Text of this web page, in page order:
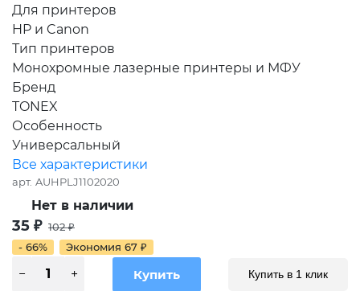
Для принтеров
HP и Canon
Тип принтеров
Монохромные лазерные принтеры и МФУ
Бренд
TONEX
Особенность
Универсальный
Все характеристики
арт. AUHPLJ1102020
Нет в наличии
35 ₽ 102₽
- 66%
Экономия 67 ₽
Купить в 1 клик